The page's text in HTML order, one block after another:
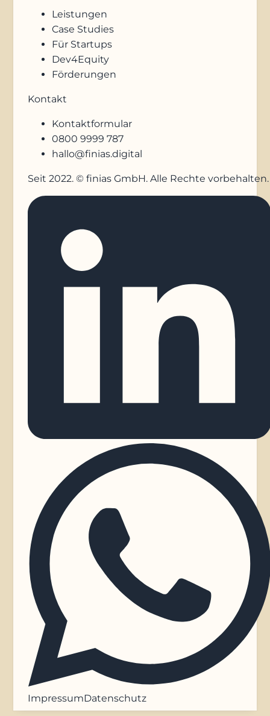
Leistungen
Case Studies
Für Startups
Dev4Equity
Förderungen
Kontakt
Kontaktformular
0800 9999 787
hallo@finias.digital
Seit 2022. © finias GmbH. Alle Rechte vorbehalten.
ImpressumDatenschutz